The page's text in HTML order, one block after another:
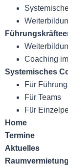
Coaching
Systemisches
Für
Für Teams
Für
Home
Termine
Aktuelles
Raumvermietung